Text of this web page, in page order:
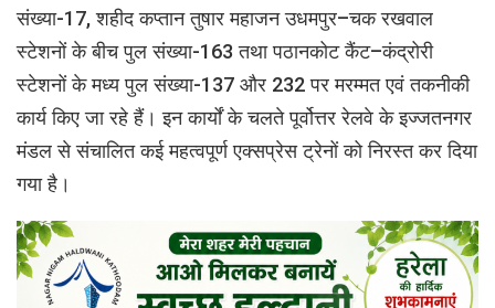
संख्या-17, शहीद कप्तान तुषार महाजन उधमपुर–चक रखवाल
स्टेशनों के बीच पुल संख्या-163 तथा पठानकोट कैंट–कंद्रोरी
स्टेशनों के मध्य पुल संख्या-137 और 232 पर मरम्मत एवं तकनीकी
कार्य किए जा रहे हैं। इन कार्यों के चलते पूर्वोत्तर रेलवे के इज्जतनगर
मंडल से संचालित कई महत्वपूर्ण एक्सप्रेस ट्रेनों को निरस्त कर दिया
गया है।